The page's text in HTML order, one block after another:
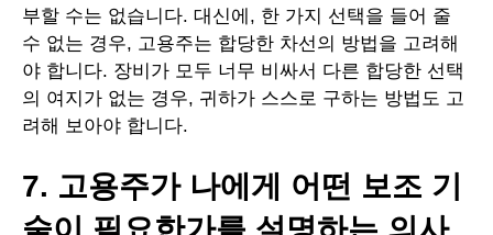
부할 수는 없습니다. 대신에, 한 가지 선택을 들어 줄
수 없는 경우, 고용주는 합당한 차선의 방법을 고려해
야 합니다. 장비가 모두 너무 비싸서 다른 합당한 선택
의 여지가 없는 경우, 귀하가 스스로 구하는 방법도 고
려해 보아야 합니다.
7. 고용주가 나에게 어떤 보조 기